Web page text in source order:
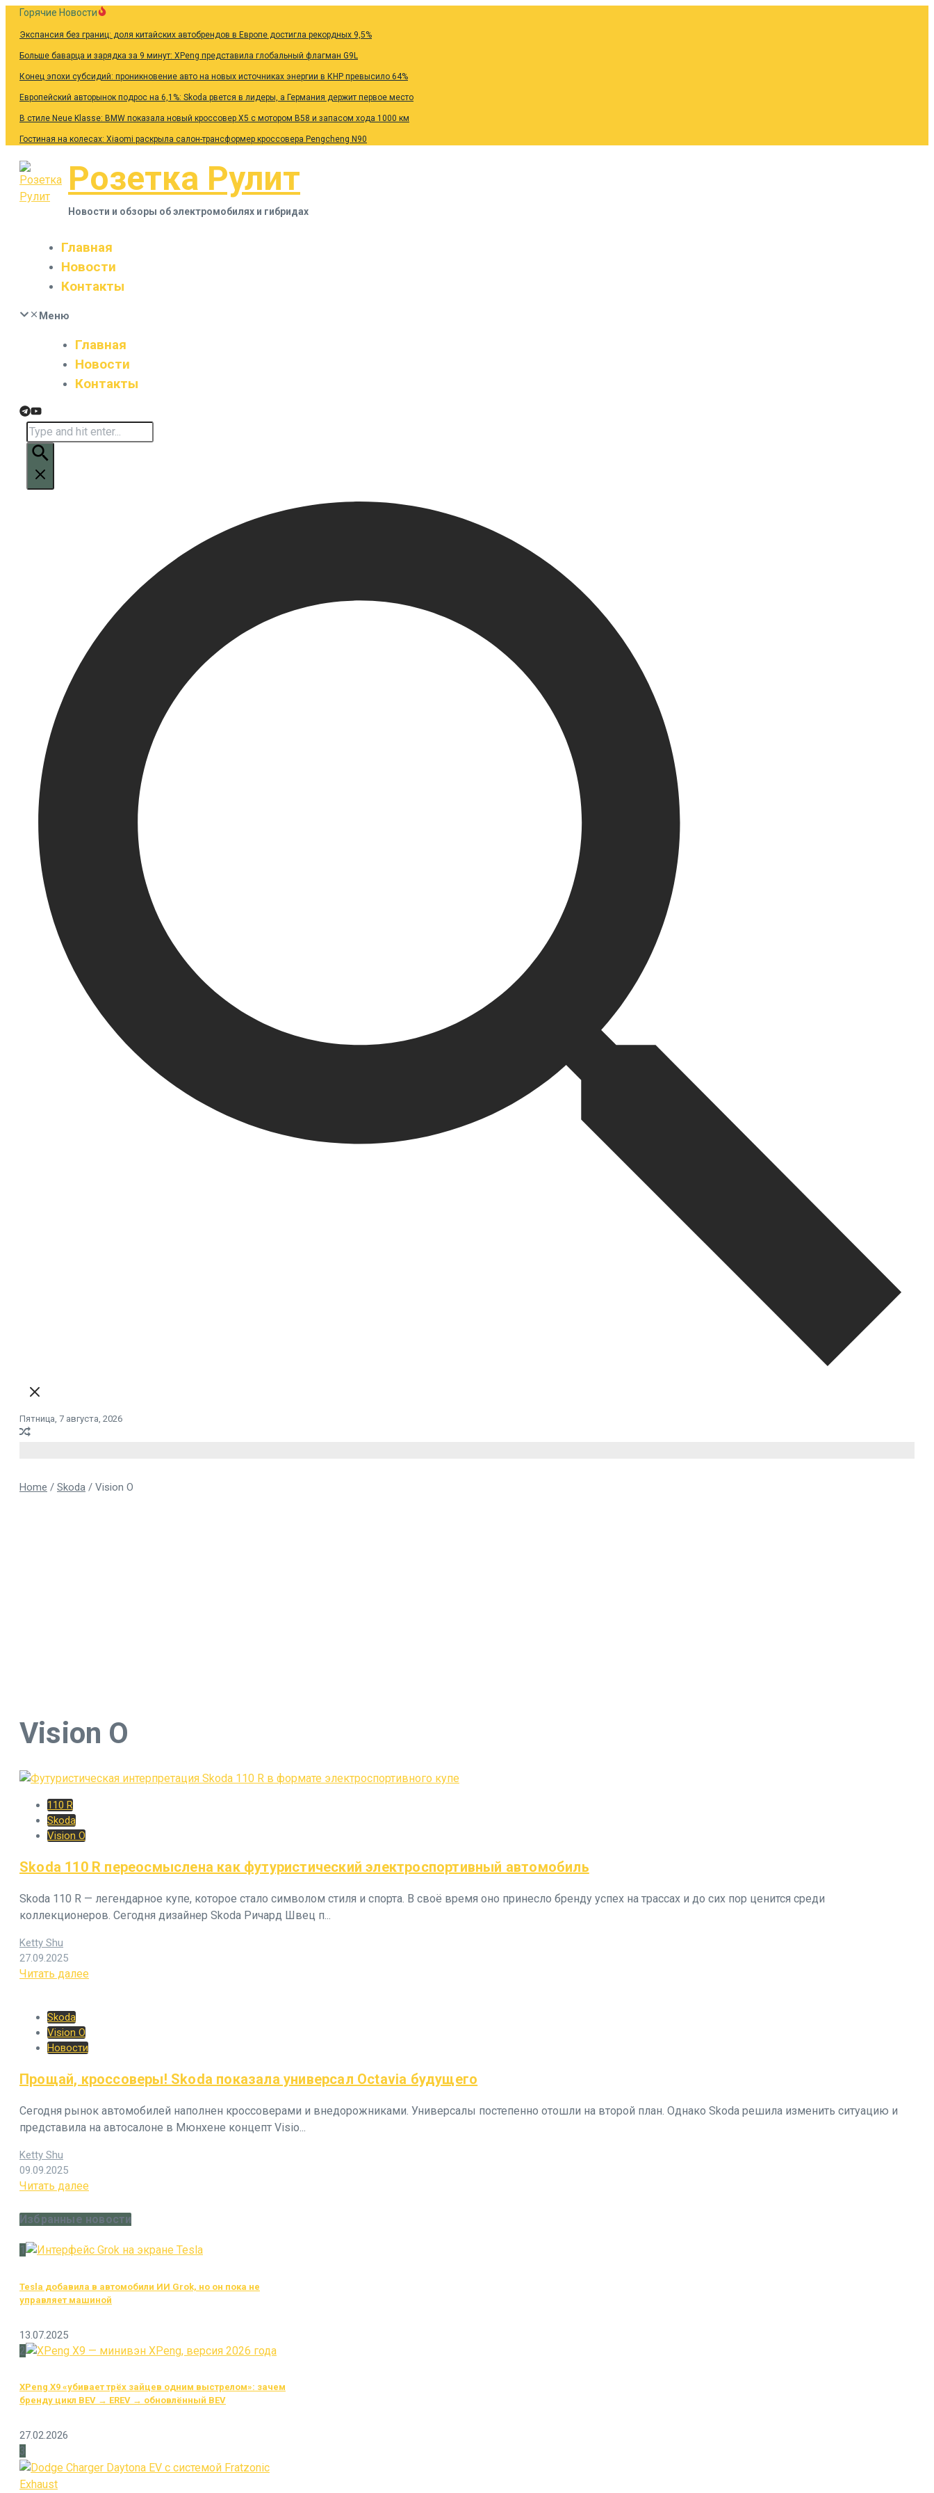
Перейти
Горячие Новости
Экспансия без границ: доля китайских автобрендов в Европе достигла рекордных 9,5%
Больше баварца и зарядка за 9 минут: XPeng представила глобальный флагман G9L
Конец эпохи субсидий: проникновение авто на новых источниках энергии в КНР превысило 64%
Европейский авторынок подрос на 6,1%: Skoda рвется в лидеры, а Германия держит первое место
В стиле Neue Klasse: BMW показала новый кроссовер X5 с мотором B58 и запасом хода 1000 км
Гостиная на колесах: Xiaomi раскрыла салон-трансформер кроссовера Pengcheng N90
Розетка Рулит
Новости и обзоры об электромобилях и гибридах
Главная
Новости
Контакты
Меню
Главная
Новости
Контакты
Искать:
Пятница, 7 августа, 2026
Home / Skoda / Vision O
Vision O
110 R
Skoda
Vision O
Skoda 110 R переосмыслена как футуристический электроспортивный автомобиль
Skoda 110 R — легендарное купе, которое стало символом стиля и спорта. В своё время оно принесло бренду успех на трассах и до сих пор ценится среди
коллекционеров. Сегодня дизайнер Skoda Ричард Швец п...
Ketty Shu
27.09.2025
Читать далее
Skoda
Vision O
Новости
Прощай, кроссоверы! Skoda показала универсал Octavia будущего
Сегодня рынок автомобилей наполнен кроссоверами и внедорожниками. Универсалы постепенно отошли на второй план. Однако Skoda решила изменить ситуацию и
представила на автосалоне в Мюнхене концепт Visio...
Ketty Shu
09.09.2025
Читать далее
Избранные новости
1
Tesla добавила в автомобили ИИ Grok, но он пока не
управляет машиной
13.07.2025
2
XPeng X9 «убивает трёх зайцев одним выстрелом»: зачем
бренду цикл BEV → EREV → обновлённый BEV
27.02.2026
3